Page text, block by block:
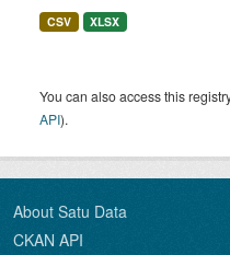
CSV XLSX
You can also access this
API).
About Satu Data
CKAN API